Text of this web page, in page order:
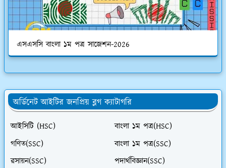
এসএসসি বাংলা ১ম পত্র সাজেশন-2026
অর্ডিনেট আইটির জনপ্রিয় ব্লগ ক্যাটাগরি
আইসিটি (HSC)
বাংলা ১ম পত্র(HSC)
গণিত(SSC)
বাংলা ১ম পত্র(SSC)
রসায়ন(SSC)
পদার্থবিজ্ঞান(SSC)